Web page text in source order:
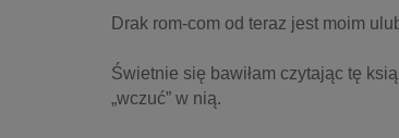
Drak rom-com od teraz jest moim
Świetnie się bawiłam czytając tę
„wczuć” w nią.